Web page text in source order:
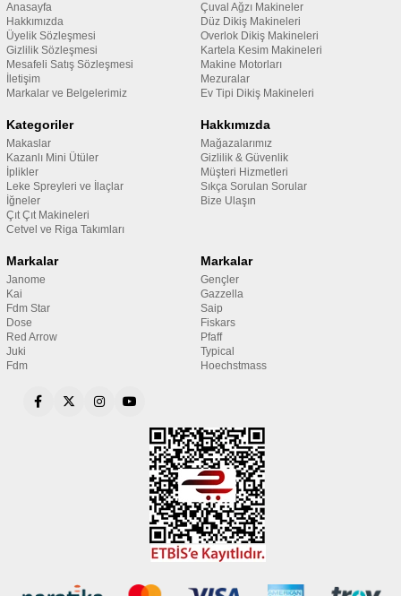
Anasayfa
Hakkımızda
Üyelik Sözleşmesi
Gizlilik Sözleşmesi
Mesafeli Satış Sözleşmesi
İletişim
Markalar ve Belgelerimiz
Çuval Ağzı Makineler
Düz Dikiş Makineleri
Overlok Dikiş Makineleri
Kartela Kesim Makineleri
Makine Motorları
Mezuralar
Ev Tipi Dikiş Makineleri
Kategoriler
Makaslar
Kazanlı Mini Ütüler
İplikler
Leke Spreyleri ve İlaçlar
İğneler
Çıt Çıt Makineleri
Cetvel ve Riga Takımları
Hakkımızda
Mağazalarımız
Gizlilik & Güvenlik
Müşteri Hizmetleri
Sıkça Sorulan Sorular
Bize Ulaşın
Markalar
Janome
Kai
Fdm Star
Dose
Red Arrow
Juki
Fdm
Markalar
Gençler
Gazzella
Saip
Fiskars
Pfaff
Typical
Hoechstmass